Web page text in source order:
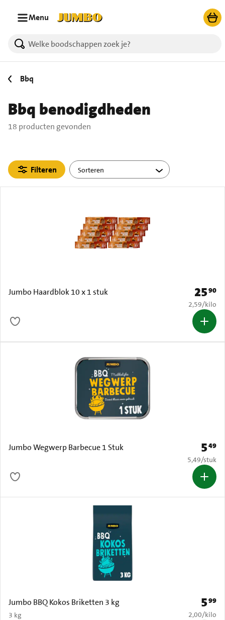
Menu
18 producten gevonden.
Bbq
Bbq benodigdheden
18 producten gevonden
Filteren
Jumbo Haardblok 10 x 1 stuk Prijs: €
2590
€ 2,59 per
2,59/kilo
Jumbo Wegwerp Barbecue 1 Stuk Prijs:
549
€ 5,49 per
5,49/stuk
Jumbo BBQ Kokos Briketten 3 kg
3 kg
Prijs:
599
€ 2,00 per
2,00/kilo